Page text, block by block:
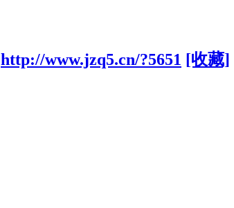
http://www.jzq5.cn/?5651 [收藏]